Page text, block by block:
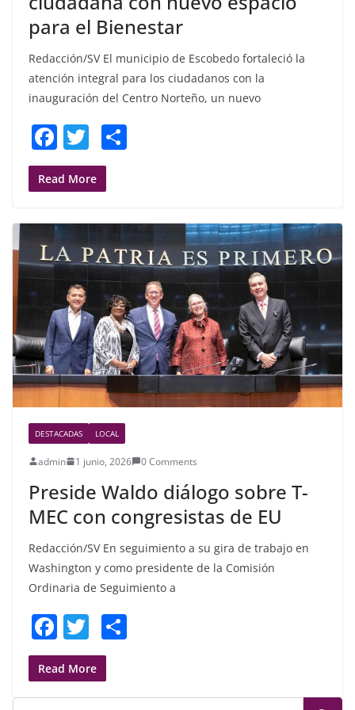
para el Bienestar
Redacción/SV El municipio de Escobedo fortaleció la
atención integral para los ciudadanos con la
inauguración del Centro Norteño, un nuevo
F
a
c
b
o
o
k
T
w
itt
Read More
DESTACADAS LOCAL
admin 1 junio, 2026 0 Comments
Preside Waldo diálogo sobre T-
MEC con congresistas de EU
Redacción/SV En seguimiento a su gira de trabajo en
Washington y como presidente de la Comisión
Ordinaria de Seguimiento a
F
a
c
e
T
w
itt
er e
Read More